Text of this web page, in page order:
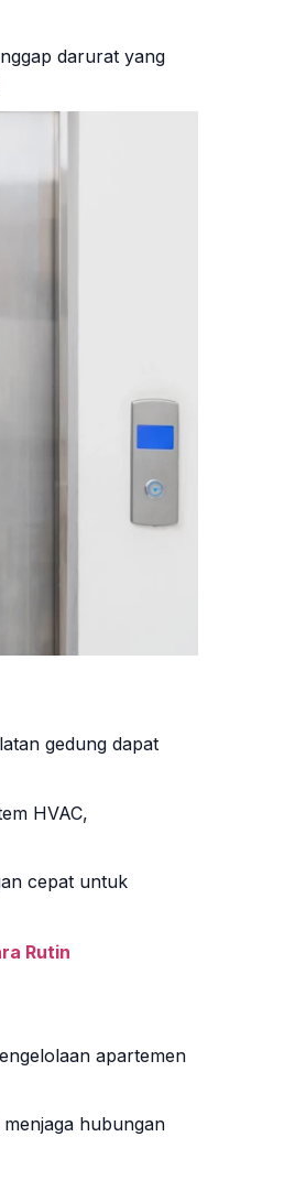
darurat yang
gedung dapat
HVAC,
cepat untuk
Rutin
apartemen
hubungan